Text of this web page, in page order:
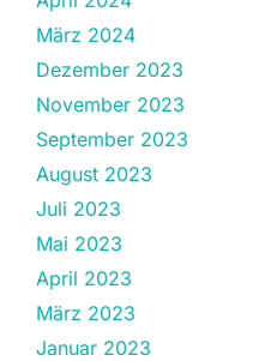
März 2024
Dezember 2023
November 2023
September 2023
August 2023
Juli 2023
Mai 2023
April 2023
März 2023
Januar 2023